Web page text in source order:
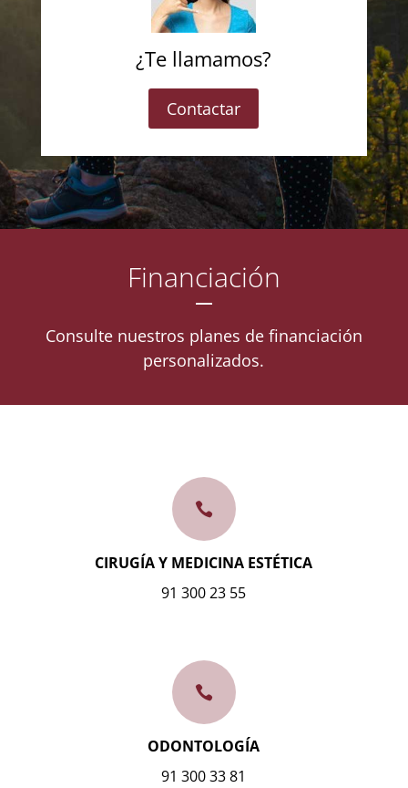
¿Te llamamos?
Contactar
Financiación
Consulte nuestros planes de financiación
personalizados.

CIRUGÍA Y MEDICINA ESTÉTICA
91 300 23 55

ODONTOLOGÍA
91 300 33 81